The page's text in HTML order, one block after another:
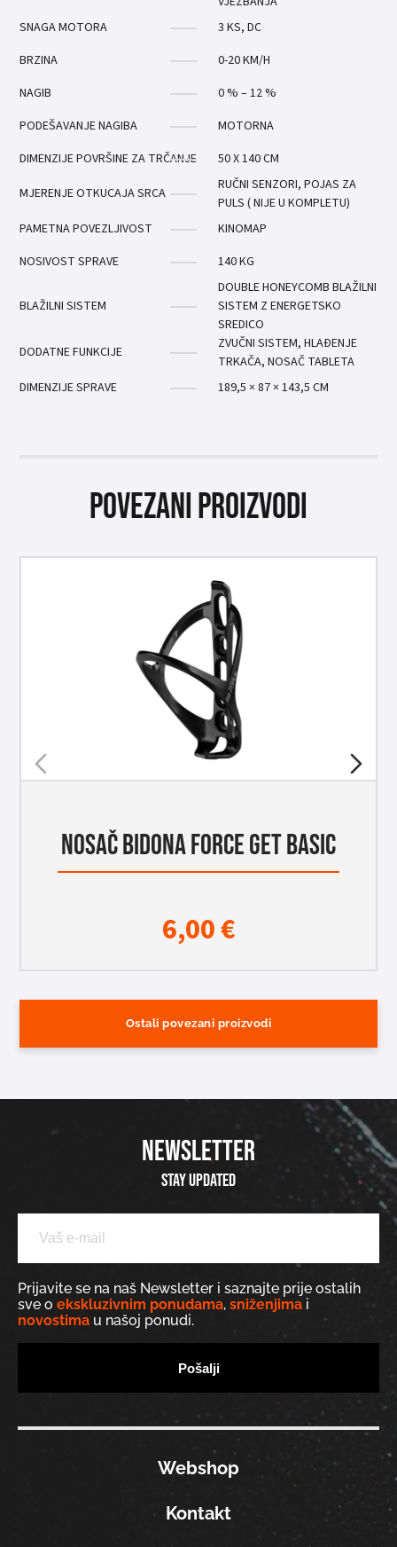
SNAGA MOTORA
3 KS, DC
BRZINA
0-20 KM/H
NAGIB
0 % – 12 %
PODEŠAVANJE NAGIBA
MOTORNA
DIMENZIJE POVRŠINE ZA TRČANJE
50 X 140 CM
MJERENJE OTKUCAJA SRCA
RUČNI SENZORI, POJAS ZA
PULS ( NIJE U KOMPLETU)
PAMETNA POVEZLJIVOST
KINOMAP
NOSIVOST SPRAVE
140 KG
BLAŽILNI SISTEM
DOUBLE HONEYCOMB BLAŽILNI
SISTEM Z ENERGETSKO
SREDICO
DODATNE FUNKCIJE
ZVUČNI SISTEM, HLAĐENJE
TRKAČA, NOSAČ TABLETA
DIMENZIJE SPRAVE
189,5 × 87 × 143,5 CM
Povezani proizvodi
NOSAČ BIDONA FORCE GET BASIC
6,00€
Ostali povezani proizvodi
NEWSLETTER
Stay updated
Prijavite se na naš Newsletter i saznajte prije ostalih
sve o ekskluzivnim ponudama, sniženjima i
novostima u našoj ponudi.
Webshop
Kontakt